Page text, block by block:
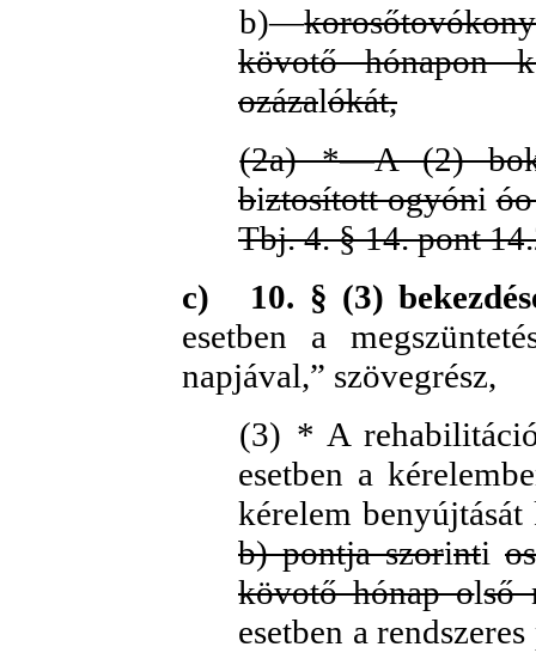
b)—
kövotő hónapon
ozázalókát,
(2a) *—A (2)
biztosított ogyóni
Tbj. 4. § 14. pont
c)
10. § (3)
esetben a
napjával,” szövegrész,
(3) * A
esetben a
kérelem
b) pontja szorinti
kövotő hónap olső
esetben a